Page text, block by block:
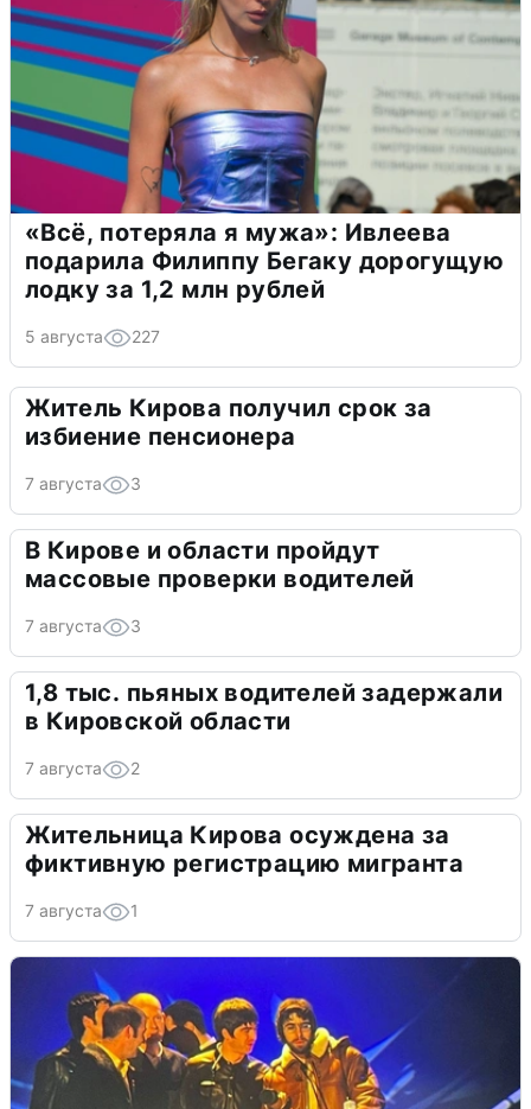
«Всё, потеряла я мужа»: Ивлеева
подарила Филиппу Бегаку дорогущую
лодку за 1,2 млн рублей
5 августа 227
Житель Кирова получил срок за
избиение пенсионера
7 августа 3
В Кирове и области пройдут
массовые проверки водителей
7 августа 3
1,8 тыс. пьяных водителей задержали
в Кировской области
7 августа 2
Жительница Кирова осуждена за
фиктивную регистрацию мигранта
7 августа 1